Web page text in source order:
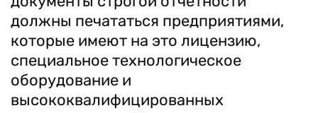
должны печататься предприятиями,
которые имеют на это лицензию,
специальное технологическое
оборудование и
высококвалифицированных